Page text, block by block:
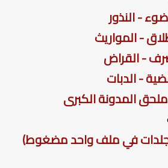
- النذور
- المواريث
- القراض
- الدبات
المدونة الكبرى
في ملف واحد مضغوط)